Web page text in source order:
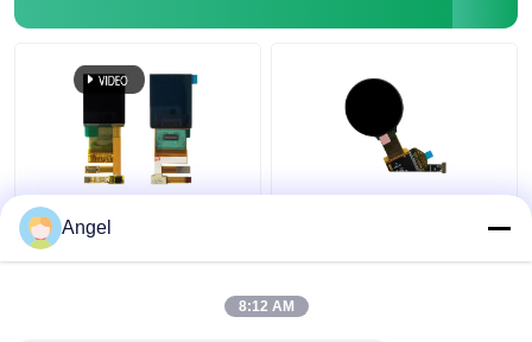
1.45 pollici AMOLED
Display Module,
24 pin Mipi Interfaccia
400X400, guida IC
RM69080
Angel
8:12 AM